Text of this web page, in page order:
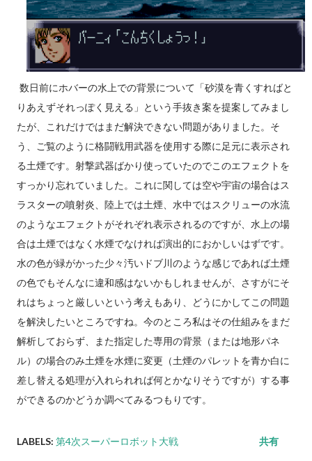
るEN消費武器を選択するという思考を繰り返す（EN消費武器
に関してはたまに例外あり）。どうしようもない場合は弾切
れ、またはEN枯渇にならない命中率がゼロの現在選択できる最
強の武器を選択する。これに合致する武器がない場合は反撃不
能扱いになる（そのため、条件を成立させれば弾切れでなくと
もパイロットが弾切れの台詞を吐く姿を拝める）弾切れや射程
外からの攻撃には何もしない。相手を一撃で倒せない場合の思
考も同様。やはり原則として武器選択の際に反撃相手の...
数日前にホバーの水上での背景について「砂漠を青くすればと
りあえずそれっぽく見える」という手抜き案を提案してみまし
たが、これだけではまだ解決できない問題がありました。そ
う、ご覧のように格闘戦用武器を使用する際に足元に表示され
る土煙です。射撃武器ばかり使っていたのでこのエフェクトを
すっかり忘れていました。これに関しては空や宇宙の場合はス
ラスターの噴射炎、陸上では土煙、水中ではスクリューの水流
のようなエフェクトがそれぞれ表示されるのですが、水上の場
合は土煙ではなく水煙でなければ演出的におかしいはずです。
水の色が緑がかった少々汚いドブ川のような感じであれば土煙
の色でもそんなに違和感はないかもしれませんが、さすがにそ
れはちょっと厳しいという考えもあり、どうにかしてこの問題
を解決したいところですね。今のところ私はその仕組みをまだ
解析しておらず、また指定した専用の背景（または地形パネ
ル）の場合のみ土煙を水煙に変更（土煙のパレットを青か白に
差し替える処理が入れられれば何とかなりそうですが）する事
ができるのかどうか調べてみるつもりです。
LABELS: 第4次スーパーロボット大戦 共有